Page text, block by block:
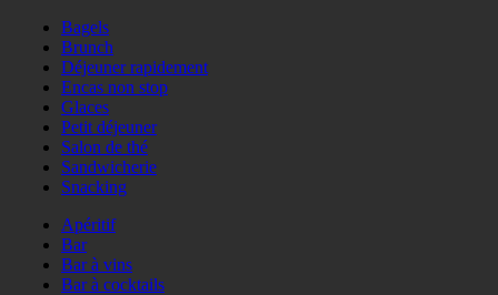
Bagels
Brunch
Déjeuner rapidement
Encas non stop
Glaces
Petit déjeuner
Salon de thé
Sandwicherie
Snacking
Apéritif
Bar
Bar à vins
Bar à cocktails